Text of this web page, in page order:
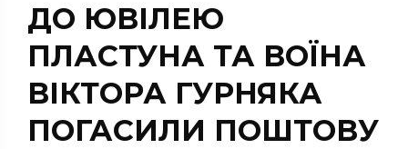
ДО ЮВІЛЕЮ
ПЛАСТУНА ТА ВОЇНА
ВІКТОРА ГУРНЯКА
ПОГАСИЛИ ПОШТОВУ